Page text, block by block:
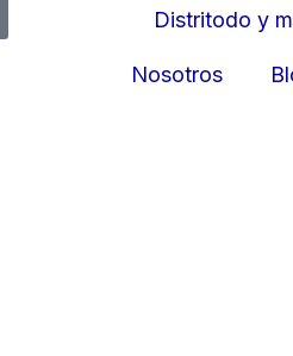
Distritodo y
Nosotros